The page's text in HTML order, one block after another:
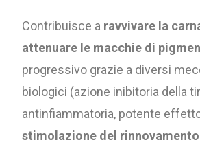
Contribuisce a ravvivare la
attenuare le macchie di
progressivo grazie a diversi
biologici (azione inibitoria della
antinfiammatoria, potente
stimolazione del